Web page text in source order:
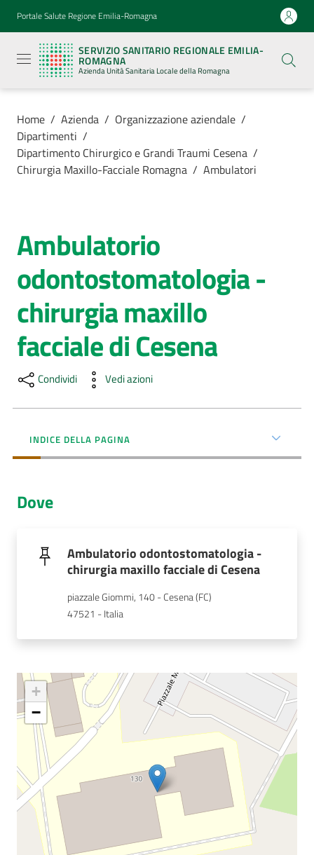
Vai al contenuto
Vai alla navigazione
Vai al footer
Portale Salute Regione Emilia-Romagna
SERVIZIO SANITARIO REGIONALE EMILIA-
ROMAGNA
Azienda Unità Sanitaria Locale della Romagna
Sanitario
Regionale
Emilia-
Romagna
Azienda
Sanitaria
Locale della
Romagna
Servizi
Luoghi
di
cura
Menu selezionato
AUSL
Comunica
Servizi
Seguici
su
Home / Azienda / Organizzazione aziendale /
Dipartimenti /
Dipartimento Chirurgico e Grandi Traumi Cesena /
Chirurgia Maxillo-Facciale Romagna / Ambulatori
Salta al contenuto
Ambulatorio
odontostomatologia -
chirurgia maxillo
facciale di Cesena
Condividi Vedi azioni
INDICE DELLA PAGINA
Dove
Ambulatorio odontostomatologia -
chirurgia maxillo facciale di Cesena
piazzale Giommi, 140 - Cesena (FC)
47521 - Italia
+
−